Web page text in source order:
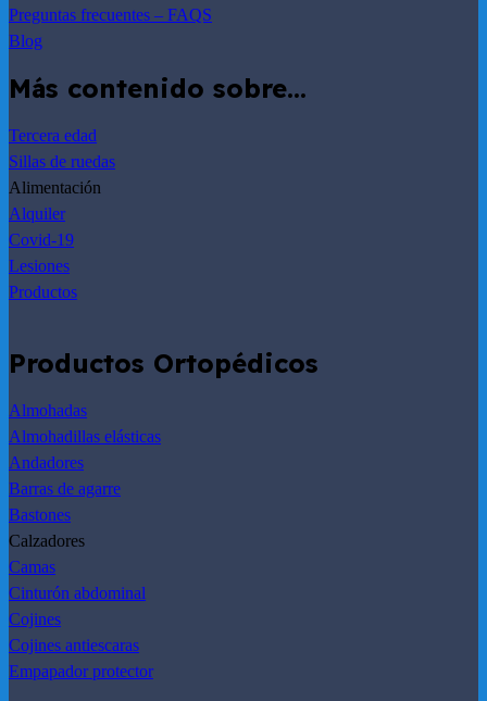
Preguntas frecuentes – FAQS
Blog
Más contenido sobre…
Tercera edad
Sillas de ruedas
Alimentación
Alquiler
Covid-19
Lesiones
Productos
Productos Ortopédicos
Almohadas
Almohadillas elásticas
Andadores
Barras de agarre
Bastones
Calzadores
Camas
Cinturón abdominal
Cojines
Cojines antiescaras
Empapador protector